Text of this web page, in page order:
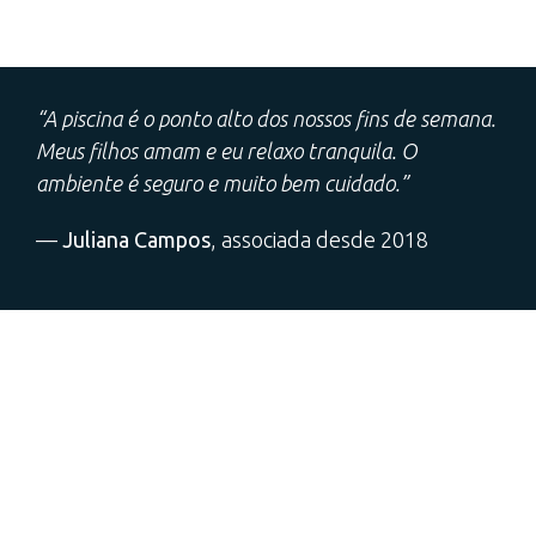
“A piscina é o ponto alto dos nossos fins de semana.
Meus filhos amam e eu relaxo tranquila. O
ambiente é seguro e muito bem cuidado.”
— Juliana Campos, associada desde 2018